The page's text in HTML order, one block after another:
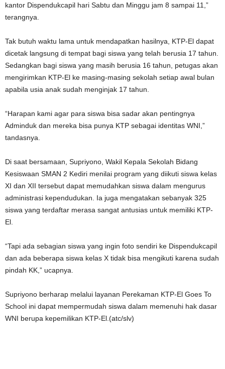
kantor Dispendukcapil hari Sabtu dan Minggu jam 8 sampai 11,”
terangnya.
Tak butuh waktu lama untuk mendapatkan hasilnya, KTP-El dapat
dicetak langsung di tempat bagi siswa yang telah berusia 17 tahun.
Sedangkan bagi siswa yang masih berusia 16 tahun, petugas akan
mengirimkan KTP-El ke masing-masing sekolah setiap awal bulan
apabila usia anak sudah menginjak 17 tahun.
“Harapan kami agar para siswa bisa sadar akan pentingnya
Adminduk dan mereka bisa punya KTP sebagai identitas WNI,”
tandasnya.
Di saat bersamaan, Supriyono, Wakil Kepala Sekolah Bidang
Kesiswaan SMAN 2 Kediri menilai program yang diikuti siswa kelas
XI dan XII tersebut dapat memudahkan siswa dalam mengurus
administrasi kependudukan. Ia juga mengatakan sebanyak 325
siswa yang terdaftar merasa sangat antusias untuk memiliki KTP-
El.
“Tapi ada sebagian siswa yang ingin foto sendiri ke Dispendukcapil
dan ada beberapa siswa kelas X tidak bisa mengikuti karena sudah
pindah KK,” ucapnya.
Supriyono berharap melalui layanan Perekaman KTP-El Goes To
School ini dapat mempermudah siswa dalam memenuhi hak dasar
WNI berupa kepemilikan KTP-El.(atc/slv)